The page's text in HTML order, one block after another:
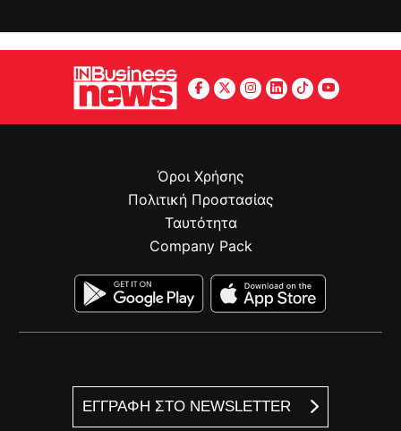
ΕΓΓΡΑΦΗ ΣΤΟ NEWSLETTER
Όροι Χρήσης
Πολιτική Προστασίας
Ταυτότητα
Company Pack